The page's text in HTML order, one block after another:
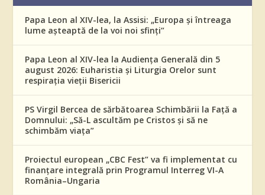
Papa Leon al XIV-lea, la Assisi: „Europa și întreaga
lume așteaptă de la voi noi sfinți”
Papa Leon al XIV-lea la Audiența Generală din 5
august 2026: Euharistia și Liturgia Orelor sunt
respirația vieții Bisericii
PS Virgil Bercea de sărbătoarea Schimbării la Față a
Domnului: „Să-L ascultăm pe Cristos și să ne
schimbăm viața”
Proiectul european „CBC Fest” va fi implementat cu
finanțare integrală prin Programul Interreg VI-A
România–Ungaria